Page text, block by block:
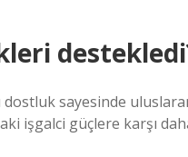
sayesinde
işgalci güçlere karşı